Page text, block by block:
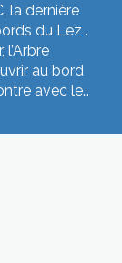
à
la dernière
du Lez .
au bord
avec les